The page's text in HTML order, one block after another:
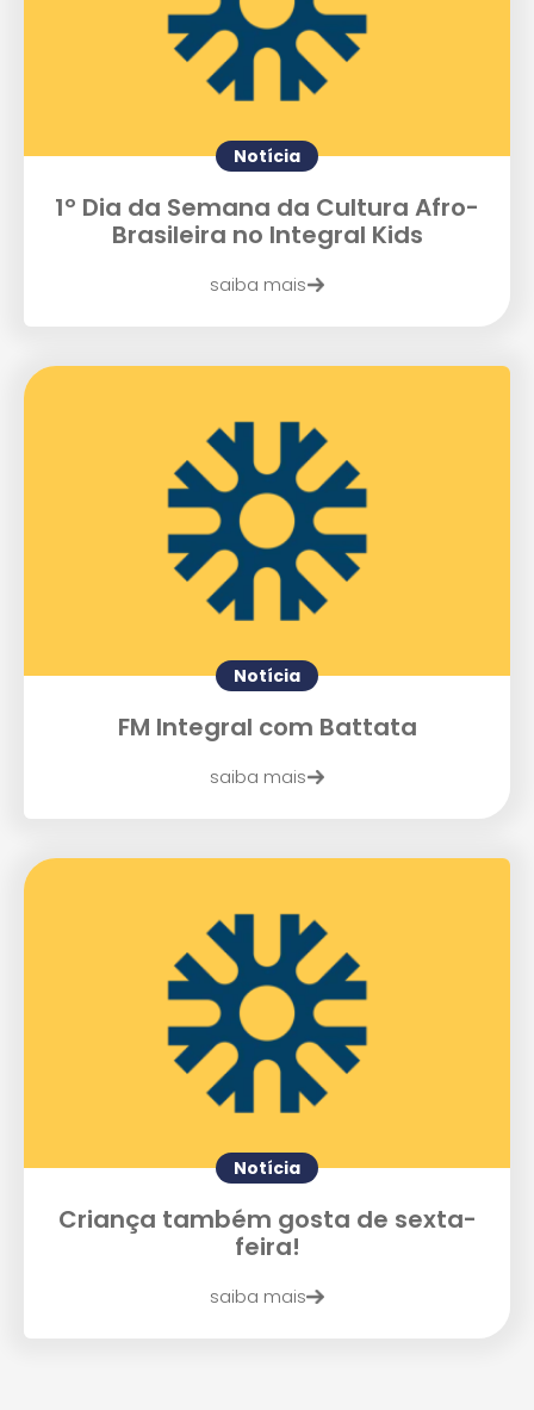
Notícia
1º Dia da Semana da Cultura Afro-
Brasileira no Integral Kids
saiba mais
Notícia
FM Integral com Battata
saiba mais
Notícia
Criança também gosta de sexta-
feira!
saiba mais
Agende uma visita